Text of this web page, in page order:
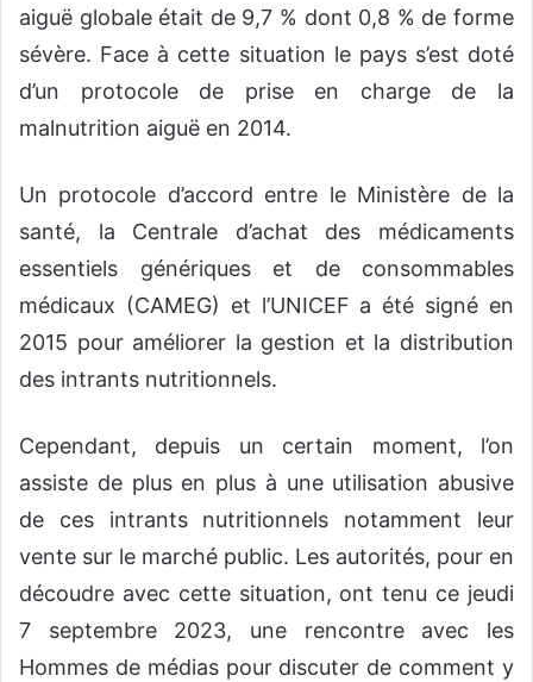
aiguë globale était de 9,7 % dont 0,8 % de forme
sévère. Face à cette situation le pays s’est doté
d’un protocole de prise en charge de la
malnutrition aiguë en 2014.
Un protocole d’accord entre le Ministère de la
santé, la Centrale d’achat des médicaments
essentiels génériques et de consommables
médicaux (CAMEG) et l’UNICEF a été signé en
2015 pour améliorer la gestion et la distribution
des intrants nutritionnels.
Cependant, depuis un certain moment, l’on
assiste de plus en plus à une utilisation abusive
de ces intrants nutritionnels notamment leur
vente sur le marché public. Les autorités, pour en
découdre avec cette situation, ont tenu ce jeudi
7 septembre 2023, une rencontre avec les
Hommes de médias pour discuter de comment y